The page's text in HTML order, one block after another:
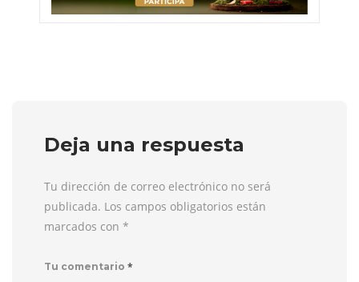
Deja una respuesta
Tu dirección de correo electrónico no será
publicada. Los campos obligatorios están
marcados con *
Tu comentario *